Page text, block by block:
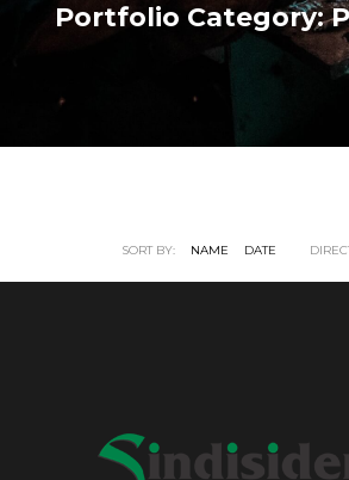
Portfolio Category:
SORT BY: NAME DATE